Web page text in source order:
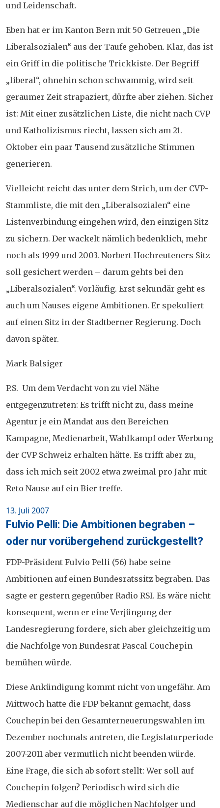
und Leidenschaft.
Eben hat er im Kanton Bern mit 50 Getreuen „Die
Liberalsozialen“ aus der Taufe gehoben. Klar, das ist
ein Griff in die politische Trickkiste. Der Begriff
„liberal“, ohnehin schon schwammig, wird seit
geraumer Zeit strapaziert, dürfte aber ziehen. Sicher
ist: Mit einer zusätzlichen Liste, die nicht nach CVP
und Katholizismus riecht, lassen sich am 21.
Oktober ein paar Tausend zusätzliche Stimmen
generieren.
Vielleicht reicht das unter dem Strich, um der CVP-
Stammliste, die mit den „Liberalsozialen“ eine
Listenverbindung eingehen wird, den einzigen Sitz
zu sichern. Der wackelt nämlich bedenklich, mehr
noch als 1999 und 2003. Norbert Hochreuteners Sitz
soll gesichert werden – darum gehts bei den
„Liberalsozialen“. Vorläufig. Erst sekundär geht es
auch um Nauses eigene Ambitionen. Er spekuliert
auf einen Sitz in der Stadtberner Regierung. Doch
davon später.
Mark Balsiger
P.S. Um dem Verdacht von zu viel Nähe
entgegenzutreten: Es trifft nicht zu, dass meine
Agentur je ein Mandat aus den Bereichen
Kampagne, Medienarbeit, Wahlkampf oder Werbung
der CVP Schweiz erhalten hätte. Es trifft aber zu,
dass ich mich seit 2002 etwa zweimal pro Jahr mit
Reto Nause auf ein Bier treffe.
Posted
on
13. Juli 2007
Fulvio Pelli: Die Ambitionen begraben –
oder nur vorübergehend zurückgestellt?
FDP-Präsident Fulvio Pelli (56) habe seine
Ambitionen auf einen Bundesratssitz begraben. Das
sagte er gestern gegenüber Radio RSI. Es wäre nicht
konsequent, wenn er eine Verjüngung der
Landesregierung fordere, sich aber gleichzeitig um
die Nachfolge von Bundesrat Pascal Couchepin
bemühen würde.
Diese Ankündigung kommt nicht von ungefähr. Am
Mittwoch hatte die FDP bekannt gemacht, dass
Couchepin bei den Gesamterneuerungswahlen im
Dezember nochmals antreten, die Legislaturperiode
2007-2011 aber vermutlich nicht beenden würde.
Eine Frage, die sich ab sofort stellt: Wer soll auf
Couchepin folgen? Periodisch wird sich die
Medienschar auf die möglichen Nachfolger und